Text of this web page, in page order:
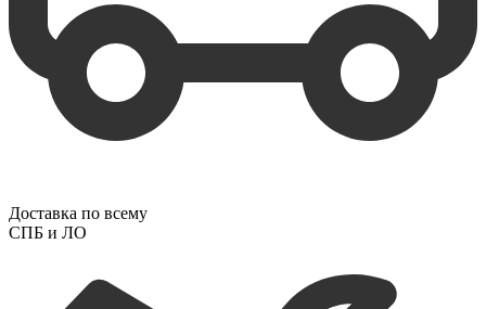
Доставка по всему
СПБ и ЛО